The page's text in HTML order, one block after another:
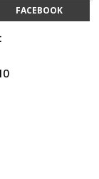
FACEBOOK